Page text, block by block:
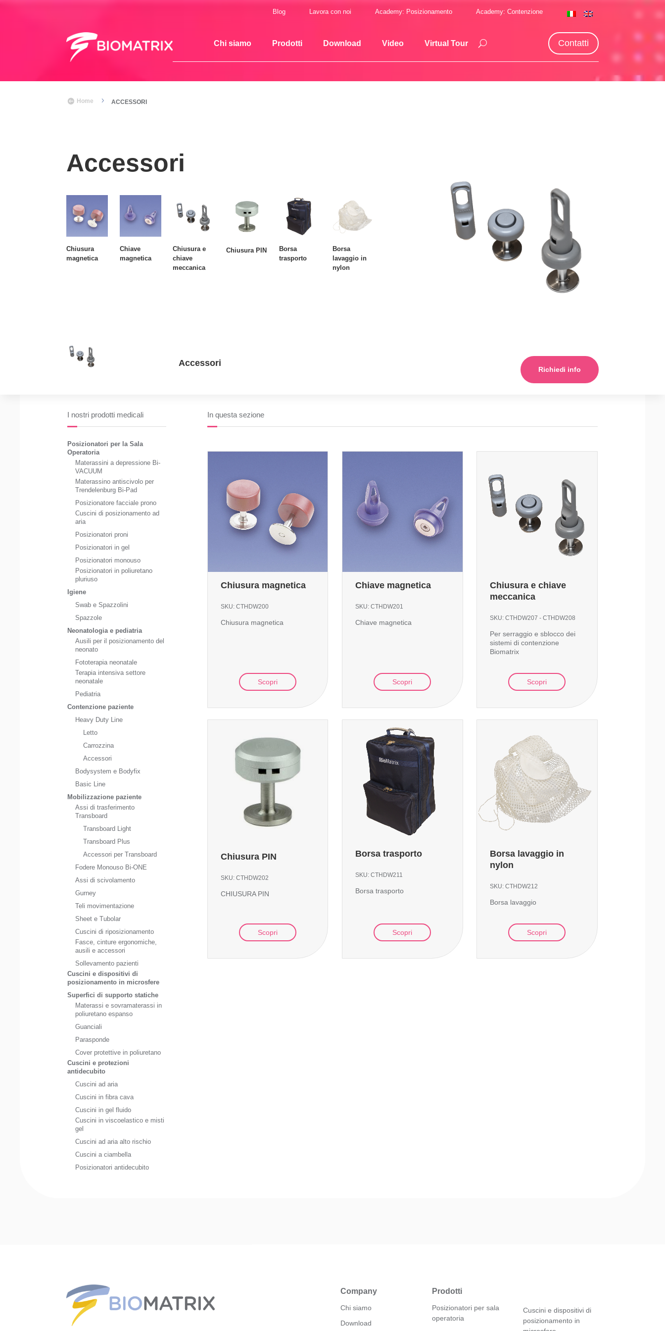
Blog Lavora con noi Academy: Posizionamento Academy: Contenzione
Chi siamo Prodotti Download Video Virtual Tour Contatti
 Home 5 ACCESSORI
Accessori
Chiusura
magnetica
Chiave
magnetica
Chiusura e
chiave
meccanica
Chiusura PIN
Borsa
trasporto
Borsa
lavaggio in
nylon
Accessori
Richiedi info
I nostri prodotti medicali
Posizionatori per la Sala
Operatoria
Materassini a depressione Bi-
VACUUM
Materassino antiscivolo per
Trendelenburg Bi-Pad
Posizionatore facciale prono
Cuscini di posizionamento ad
aria
Posizionatori proni
Posizionatori in gel
Posizionatori monouso
Posizionatori in poliuretano
pluriuso
Igiene
Swab e Spazzolini
Spazzole
Neonatologia e pediatria
Ausili per il posizionamento del
neonato
Fototerapia neonatale
Terapia intensiva settore
neonatale
Pediatria
Contenzione paziente
Heavy Duty Line
Letto
Carrozzina
Accessori
Bodysystem e Bodyfix
Basic Line
Mobilizzazione paziente
Assi di trasferimento
Transboard
Transboard Light
Transboard Plus
Accessori per Transboard
Fodere Monouso Bi-ONE
Assi di scivolamento
Gurney
Teli movimentazione
Sheet e Tubolar
Cuscini di riposizionamento
Fasce, cinture ergonomiche,
ausili e accessori
Sollevamento pazienti
Cuscini e dispositivi di
posizionamento in microsfere
Superfici di supporto statiche
Materassi e sovramaterassi in
poliuretano espanso
Guanciali
Parasponde
Cover protettive in poliuretano
Cuscini e protezioni
antidecubito
Cuscini ad aria
Cuscini in fibra cava
Cuscini in gel fluido
Cuscini in viscoelastico e misti
gel
Cuscini ad aria alto rischio
Cuscini a ciambella
Posizionatori antidecubito
In questa sezione
Chiusura magnetica
SKU: CTHDW200
Chiusura magnetica
Scopri
Chiave magnetica
SKU: CTHDW201
Chiave magnetica
Scopri
Chiusura e chiave
meccanica
SKU:CTHDW207 - CTHDW208
Per serraggio e sblocco dei
sistemi di contenzione
Biomatrix
Scopri
Chiusura PIN
SKU: CTHDW202
CHIUSURA PIN
Scopri
Borsa trasporto
SKU: CTHDW211
Borsa trasporto
Scopri
Borsa lavaggio in
nylon
SKU:CTHDW212
Borsa lavaggio
Scopri
Company
Chi siamo
Download
Prodotti
Posizionatori per sala
operatoria
Cuscini e dispositivi di
posizionamento in